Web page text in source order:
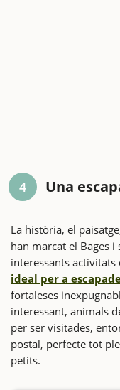
4 Una
La història, el
han marcat el Bages
interessants
ideal per a
fortaleses
interessant, animals
per ser visitades,
postal, perfecte tot
petits.